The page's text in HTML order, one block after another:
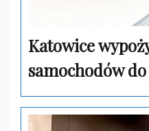
Katowice
samochodów